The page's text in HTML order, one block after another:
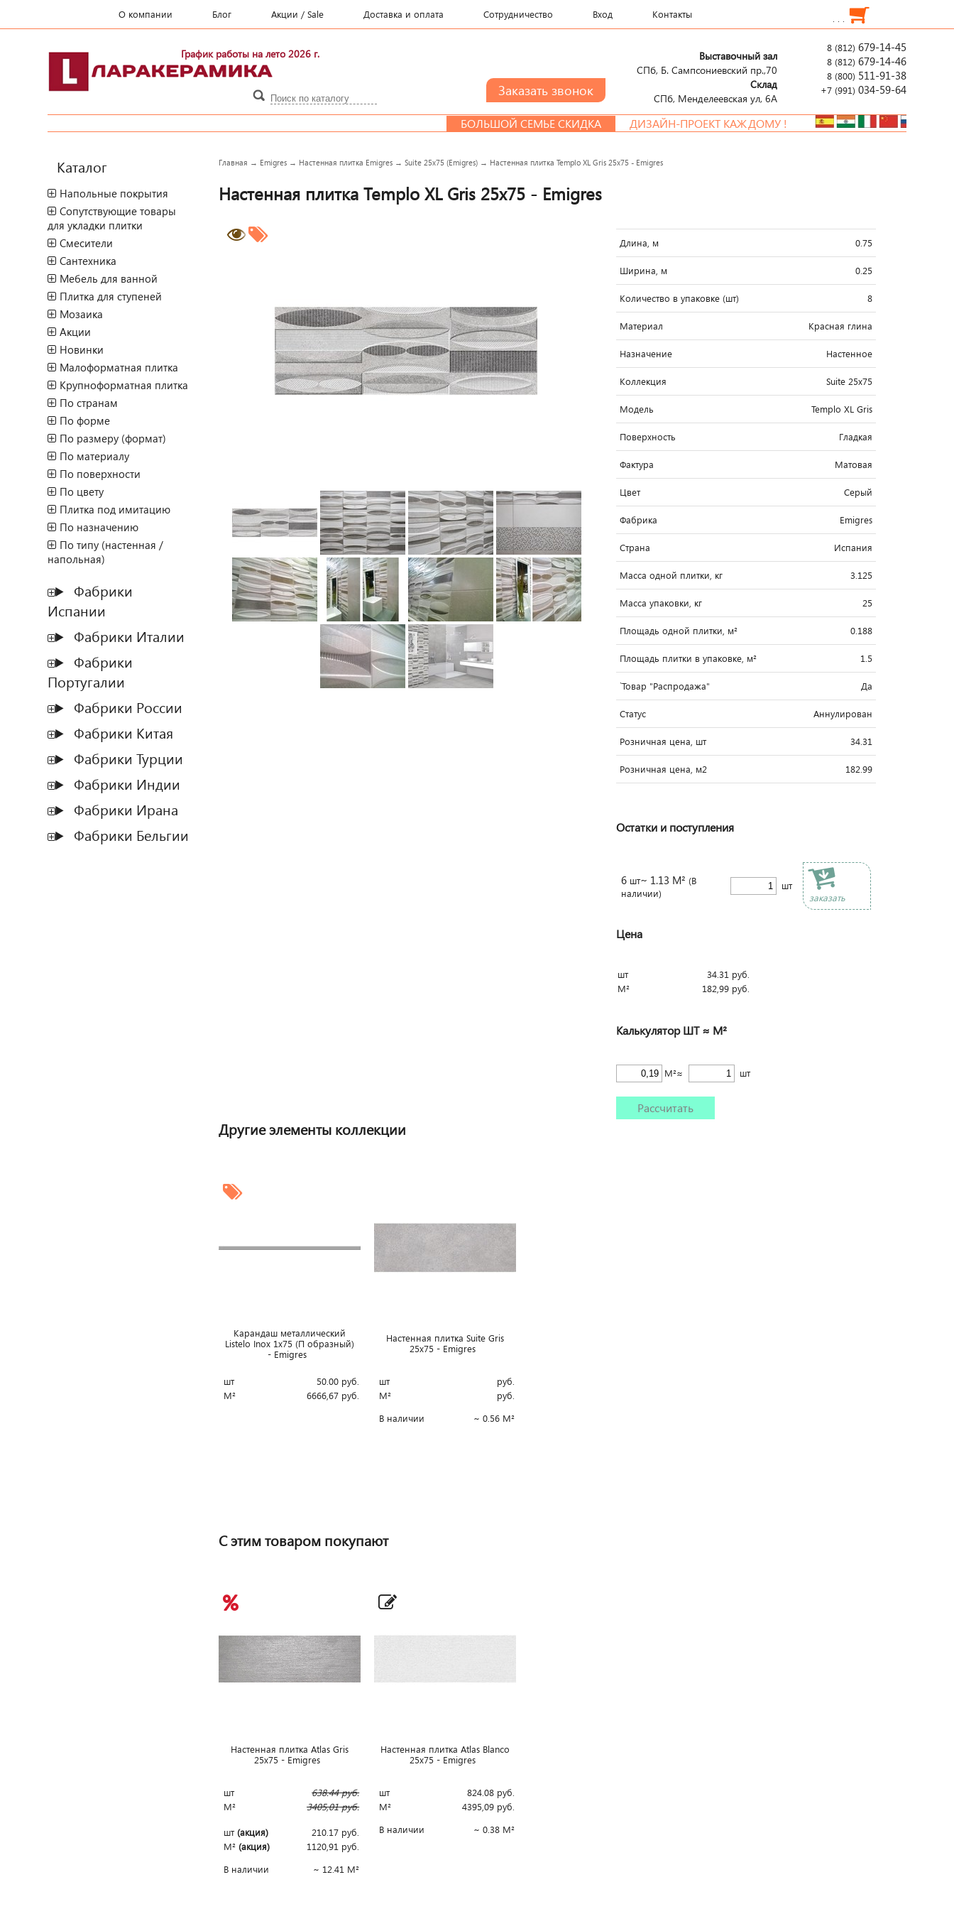
О компании Блог Акции / Sale Доставка и оплата Сотрудничество Вход Контакты . . .
График работы на лето 2026 г. 8 (812) 679-14-45
8 (812) 679-14-46
8 (800) 511-91-38
+7 (991) 034-59-64
Выставочный зал
СПб, Б. Сампсониевский пр.,70
Склад
СПб, Менделеевcкая ул, 6А
БОЛЬШОЙ СЕМЬЕ СКИДКА ДИЗАЙН-ПРОЕКТ КАЖДОМУ !
Каталог
Напольные покрытия
Сопутствующие товары
для укладки плитки
Смесители
Сантехника
Мебель для ванной
Плитка для ступеней
Мозаика
Акции
Новинки
Малоформатная плитка
Крупноформатная плитка
По странам
По форме
По размеру (формат)
По материалу
По поверхности
По цвету
Плитка под имитацию
По назначению
По типу (настенная /
напольная)
Фабрики
Испании
Фабрики Италии
Фабрики
Португалии
Фабрики России
Фабрики Китая
Фабрики Турции
Фабрики Индии
Фабрики Ирана
Фабрики Бельгии
Главная → Emigres → Настенная плитка Emigres →Suite 25x75 (Emigres) → Настенная плитка Templo XL Gris 25x75 - Emigres
Настенная плитка Templo XL Gris 25x75 - Emigres
Длина, м 0.75
Ширина, м 0.25
Количество в упаковке (шт) 8
Материал Красная глина
Назначение Настенное
Коллекция Suite 25x75
Модель Templo XL Gris
Поверхность Гладкая
Фактура Матовая
Цвет Серый
Фабрика Emigres
Страна Испания
Масса одной плитки, кг 3.125
Масса упаковки, кг 25
Площадь одной плитки, м² 0.188
Площадь плитки в упаковке, м² 1.5
`Товар "Распродажа" Да
Статус Аннулирован
Розничная цена, шт 34.31
Розничная цена, м2 182.99
Остатки и поступления
6шт~ 1.13 М² (В
наличии)
шт
заказать
Цена
шт 34.31руб.
М²
182,99руб.
Калькулятор ШТ ≈ М²
М²≈ шт
Рассчитать
Другие элементы коллекции
Карандаш металлический
Listelo Inox 1x75 (П образный)
- Emigres
шт 50.00 руб.
М²
6666,67 руб.
Настенная плитка Suite Gris
25x75 - Emigres
шт
руб.
М²
руб.
В наличии
~ 0.56 М²
С этим товаром покупают
Настенная плитка Atlas Gris
25x75 - Emigres
шт 638.44руб.
М²
3405,01руб.
шт(акция) 210.17 руб.
М² (акция) 1120,91 руб.
В наличии
~ 12.41 М²
Настенная плитка Atlas Blanco
25x75 - Emigres
шт 824.08 руб.
М²
4395,09 руб.
В наличии
~ 0.38 М²